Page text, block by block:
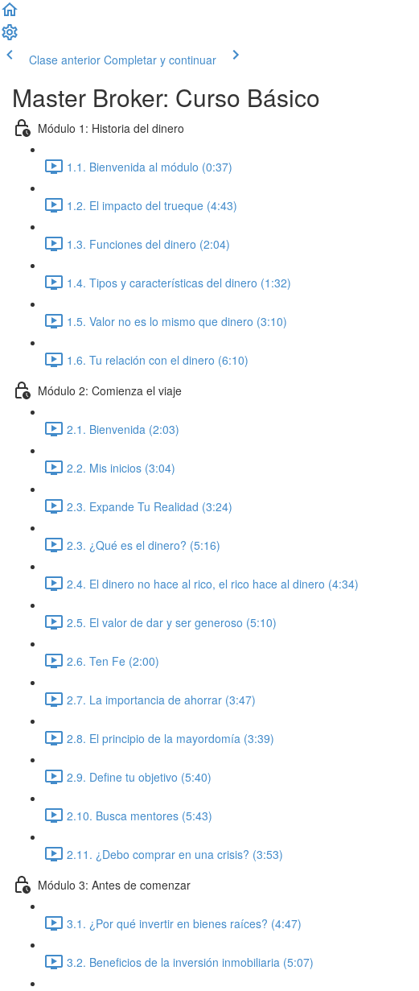
Clase anterior Completar y continuar
Master Broker: Curso Básico
Módulo 1: Historia del dinero
1.1. Bienvenida al módulo (0:37)
1.2. El impacto del trueque (4:43)
1.3. Funciones del dinero (2:04)
1.4. Tipos y características del dinero (1:32)
1.5. Valor no es lo mismo que dinero (3:10)
1.6. Tu relación con el dinero (6:10)
Módulo 2: Comienza el viaje
2.1. Bienvenida (2:03)
2.2. Mis inicios (3:04)
2.3. Expande Tu Realidad (3:24)
2.3. ¿Qué es el dinero? (5:16)
2.4. El dinero no hace al rico, el rico hace al dinero (4:34)
2.5. El valor de dar y ser generoso (5:10)
2.6. Ten Fe (2:00)
2.7. La importancia de ahorrar (3:47)
2.8. El principio de la mayordomía (3:39)
2.9. Define tu objetivo (5:40)
2.10. Busca mentores (5:43)
2.11. ¿Debo comprar en una crisis? (3:53)
Módulo 3: Antes de comenzar
3.1. ¿Por qué invertir en bienes raíces? (4:47)
3.2. Beneficios de la inversión inmobiliaria (5:07)